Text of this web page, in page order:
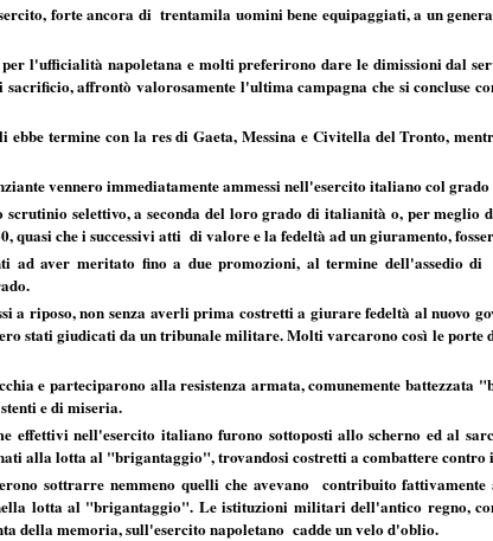
forte ancora di trentamila uomini bene equipaggiati, a un
l'ufficialità napoletana e molti preferirono dare le dimissioni dal
affrontò valorosamente l'ultima campagna che si concluse
termine con la res di Gaeta, Messina e Civitella del Tronto,
vennero immediatamente ammessi nell'esercito italiano col
selettivo, a seconda del loro grado di italianità o, per meglio
quasi che i successivi atti di valore e la fedeltà ad un giuramento,
aver meritato fino a due promozioni, al termine dell'assedio di
a riposo, non senza averli prima costretti a giurare fedeltà al nuovo
stati giudicati da un tribunale militare. Molti varcarono così le
e parteciparono alla resistenza armata, comunemente
e di miseria.
effettivi nell'esercito italiano furono sottoposti allo scherno ed al
alla lotta al "brigantaggio", trovandosi costretti a combattere
sottrarre nemmeno quelli che avevano contribuito
lotta al "brigantaggio". Le istituzioni militari dell'antico regno,
della memoria, sull'esercito napoletano cadde un velo d'oblio.